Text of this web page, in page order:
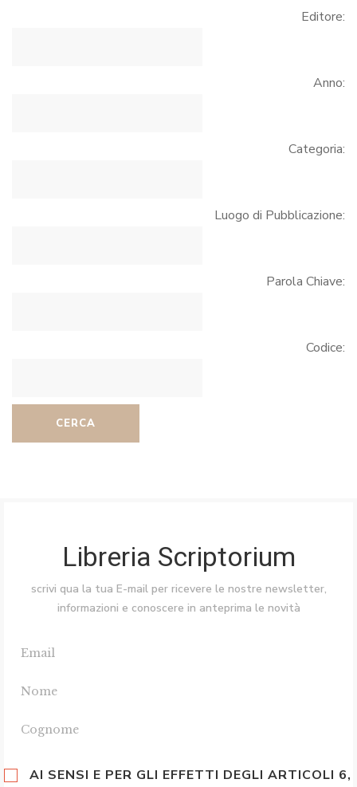
Editore:
Anno:
Categoria:
Luogo di Pubblicazione:
Parola Chiave:
Codice:
CERCA
Libreria Scriptorium
scrivi qua la tua E-mail per ricevere le nostre newsletter,
informazioni e conoscere in anteprima le novità
AI SENSI E PER GLI EFFETTI DEGLI ARTICOLI 6,